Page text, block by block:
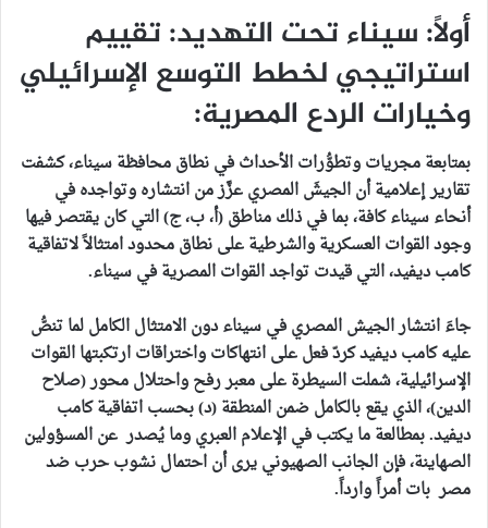
أولاً: سيناء تحت التهديد: تقييم
استراتيجي لخطط التوسع الإسرائيلي
وخيارات الردع المصرية:
بمتابعة مجريات وتطوُّرات الأحداث في نطاق محافظة سيناء، كشفت
تقارير إعلامية أن الجيشَ المصري عزَّز من انتشاره وتواجده في
أنحاء سيناء كافة، بما في ذلك مناطق (أ، ب، ج) التي كان يقتصر فيها
وجود القوات العسكرية والشرطية على نطاق محدود امتثالاً لاتفاقية
كامب ديفيد، التي قيدت تواجد القوات المصرية في سيناء.
جاءَ انتشار الجيش المصري في سيناء دون الامتثال الكامل لما تنصُّ
عليه كامب ديفيد كردّ فعل على انتهاكات واختراقات ارتكبتها القوات
الإسرائيلية، شملت السيطرة على معبر رفح واحتلال محور (صلاح
الدين)، الذي يقع بالكامل ضمن المنطقة (د) بحسب اتفاقية كامب
ديفيد. بمطالعة ما يكتب في الإعلام العبري وما يُصدر عن المسؤولين
الصهاينة، فإن الجانب الصهيوني يرى أن احتمال نشوب حرب ضد
مصر بات أمراً وارداً.